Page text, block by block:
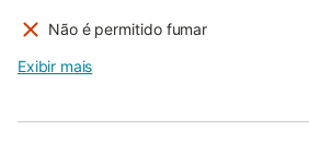
Não é permitido fumar
Exibir mais